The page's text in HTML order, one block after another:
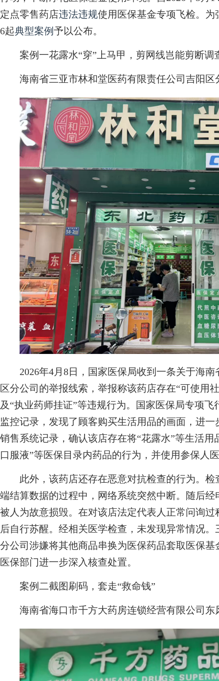
定点零售药店违法违规使用医保基金专项飞检。
6起典型案例予以公布。
案例一花露水“穿”上马甲，剪网线岂能剪断调
海南省三亚市林和堂医药有限责任公司吉阳区
2026年4月8日，国家医保局收到一条关于海南
区分公司的举报线索，举报称该药店存在“可使用
及“执业药师挂证”等违规行为。国家医保局专项
监控记录，发现了顾客购买生活用品的画面，进
销售系统记录，确认该店存在将“花露水”等生活用
口服液”等医保目录内药品的行为，并使用参保人
此外，该药店还存在恶意对抗检查的行为。检
端结算数据的过程中，网络系统突然中断。随后
被人为故意损毁。在对该店法定代表人正常问询
后自行苏醒。经相关医学检查，未发现异常情况
分公司涉嫌将其他商品串换为医保药品套取医保
医保部门进一步深入核查处置。
案例二截图刷码，套走“救命钱”
海南省海口市千方大药房连锁经营有限公司东